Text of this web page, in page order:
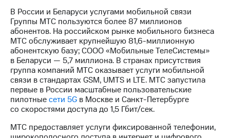
Интервью
Финансовая
отчетность
Контакты
Новости
в
регионе
и акционерам
Корпоративное
управление
В России и Беларуси услугами мобильной связи
Группы МТС пользуются более 87 миллионов
абонентов. На российском рынке мобильного бизнеса
МТС обслуживает крупнейшую81,6-миллионную
абонентскую базу; СООО «Мобильные ТелеСистемы»
в Беларуси — 5,7 миллиона. В странах присутствия
группа компаний МТС оказывает услуги мобильной
связи в стандартах GSM, UMTS и LTE. МТС запустила
первые в России масштабные пользовательские
пилотныесети 5G в Москве и Санкт-Петербурге
со скоростями доступа до 1,5 Гбит/cек.
МТС предоставляет услуги фиксированной телефонии,